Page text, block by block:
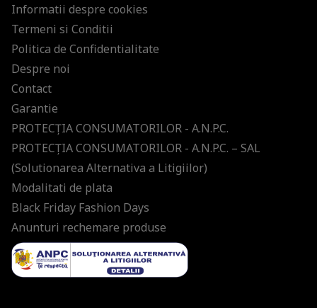
Informatii despre cookies
Termeni si Conditii
Politica de Confidentialitate
Despre noi
Contact
Garantie
PROTECŢIA CONSUMATORILOR - A.N.P.C.
PROTECŢIA CONSUMATORILOR - A.N.P.C. – SAL
(Solutionarea Alternativa a Litigiilor)
Modalitati de plata
Black Friday Fashion Days
Anunturi rechemare produse